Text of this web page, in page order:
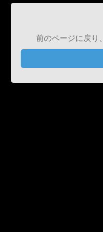
前のページに戻り